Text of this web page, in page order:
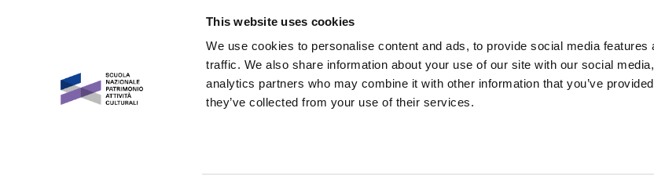
This website uses cookies
We use cookies to personalise content and ads, to provide social media features
traffic. We also share information about your use of our site with our social
analytics partners who may combine it with other information that you’ve
they’ve collected from your use of their services.
Cookie Policy
Accessibility
statement